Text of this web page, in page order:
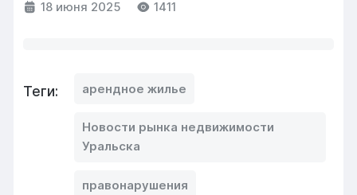
18 июня 2025 1411
Теги: арендное жилье
Новости рынка недвижимости
Уральска
правонарушения